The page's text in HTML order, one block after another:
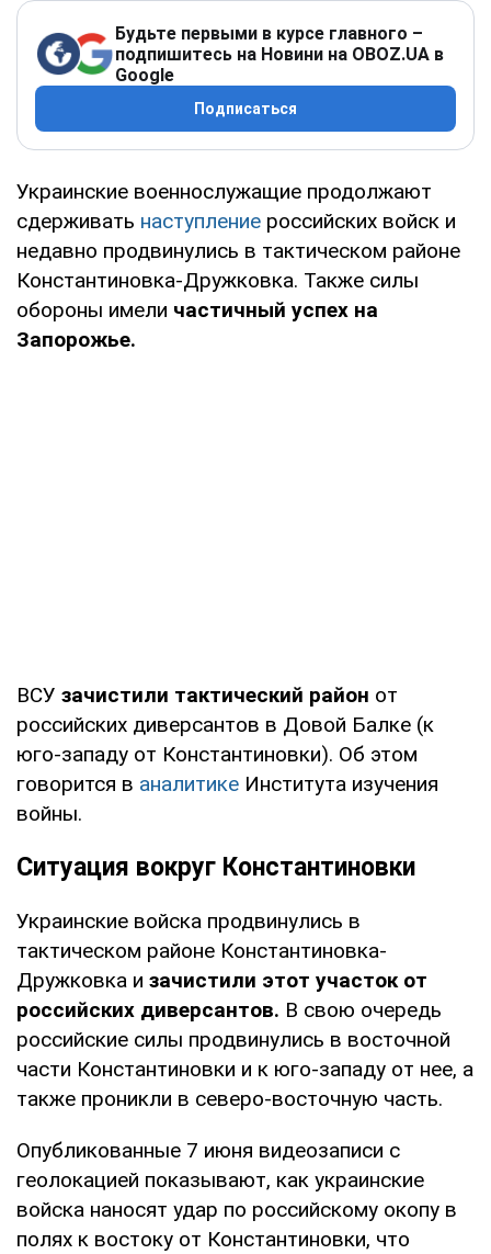
Будьте первыми в курсе главного –
подпишитесь на Новини на OBOZ.UA в
Google
Подписаться
Украинские военнослужащие продолжают
сдерживать наступление российских войск и
недавно продвинулись в тактическом районе
Константиновка-Дружковка. Также силы
обороны имели частичный успех на
Запорожье.
ВСУ зачистили тактический район от
российских диверсантов в Довой Балке (к
юго-западу от Константиновки). Об этом
говорится в аналитике Института изучения
войны.
Ситуация вокруг Константиновки
Украинские войска продвинулись в
тактическом районе Константиновка-
Дружковка и зачистили этот участок от
российских диверсантов. В свою очередь
российские силы продвинулись в восточной
части Константиновки и к юго-западу от нее, а
также проникли в северо-восточную часть.
Опубликованные 7 июня видеозаписи с
геолокацией показывают, как украинские
войска наносят удар по российскому окопу в
полях к востоку от Константиновки, что